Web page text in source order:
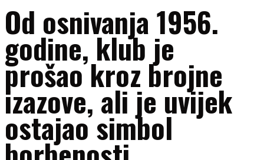
Od osnivanja 1956.
godine, klub je
prošao kroz brojne
izazove, ali je uvijek
ostajao simbol